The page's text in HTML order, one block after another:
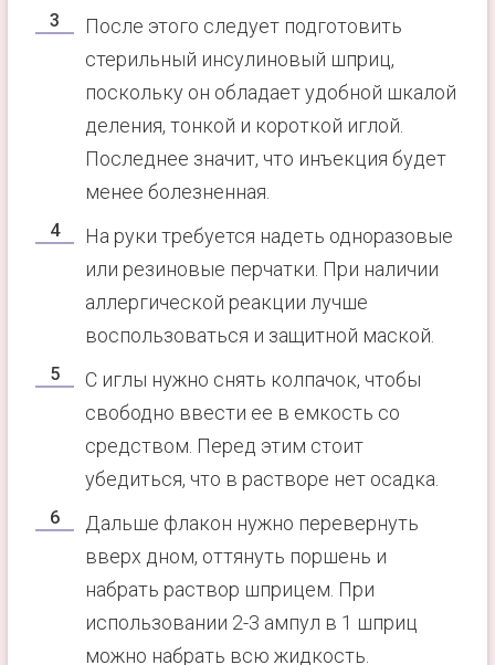
После этого следует подготовить
стерильный инсулиновый шприц,
поскольку он обладает удобной шкалой
деления, тонкой и короткой иглой.
Последнее значит, что инъекция будет
менее болезненная.
На руки требуется надеть одноразовые
или резиновые перчатки. При наличии
аллергической реакции лучше
воспользоваться и защитной маской.
С иглы нужно снять колпачок, чтобы
свободно ввести ее в емкость со
средством. Перед этим стоит
убедиться, что в растворе нет осадка.
Дальше флакон нужно перевернуть
вверх дном, оттянуть поршень и
набрать раствор шприцем. При
использовании 2-3 ампул в 1 шприц
можно набрать всю жидкость.